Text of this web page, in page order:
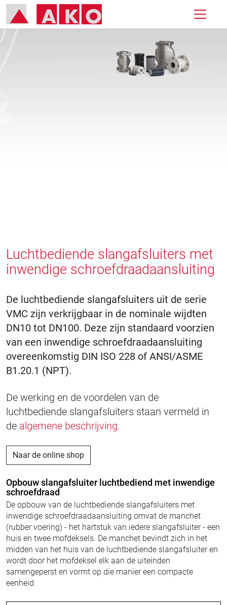
Luchtbediende slangafsluiters met
inwendige schroefdraadaansluiting
De luchtbediende slangafsluiters uit de serie
VMC zijn verkrijgbaar in de nominale wijdten
DN10 tot DN100. Deze zijn standaard voorzien
van een inwendige schroefdraadaansluiting
overeenkomstig DIN ISO 228 of ANSI/ASME
B1.20.1 (NPT).
De werking en de voordelen van de
luchtbediende slangafsluiters staan vermeld in
de algemene beschrijving.
Naar de online shop
Opbouw slangafsluiter luchtbediend met inwendige
schroefdraad
De opbouw van de luchtbediende slangafsluiters met
inwendige schroefdraadaansluiting omvat de manchet
(rubber voering) - het hartstuk van iedere slangafsluiter - een
huis en twee mofdeksels. De manchet bevindt zich in het
midden van het huis van de luchtbediende slangafsluiter en
wordt door het mofdeksel elk aan de uiteinden
samengeperst en vormt op die manier een compacte
eenheid.